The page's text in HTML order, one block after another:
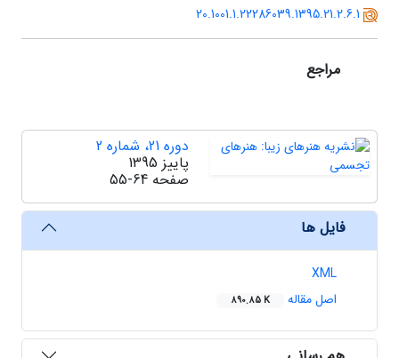
20.1001.1.22286039.1395.21.2.6.1
مراجع
دوره 21، شماره 2
پاییز 1395
صفحه 55-64
فایل ها
XML
اصل مقاله
890.85 K